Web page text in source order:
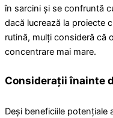
în sarcini și se confruntă
dacă lucrează la proiecte
rutină, mulți consideră că
concentrare mai mare.
Considerații înainte
Deși beneficiile potențiale